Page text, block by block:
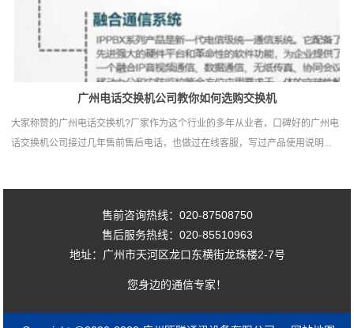
广州电话交换机公司教你如何选购交换机
大家称赞的广州电话交换机?厂家作为这个行业的多年从业者，口碑好的广州电
话交换机公司接过几年售前售后电话，也做过在线客服，写过产品使用说明...
售前咨询热线：020-87508750
售后服务热线：020-85510963
地址：广州市天河区龙口东横街龙珠楼2-7号
您身边的通信专家！